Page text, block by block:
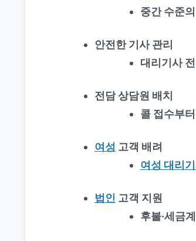
중간 수준
안전한 기사 관리
대리기사
전담 상담원 배치
콜 접수부
여성 고객 배려
여성 대리
법인 고객 지원
후불·세금